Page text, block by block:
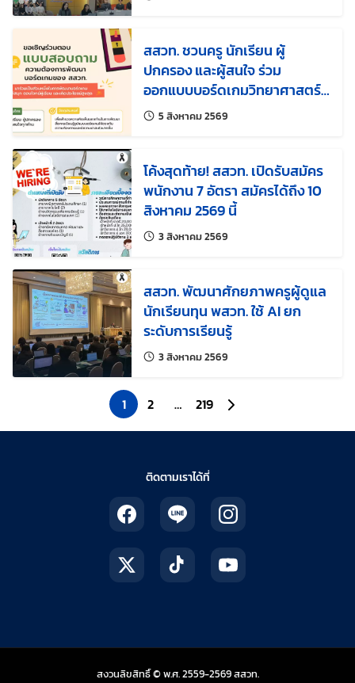
สสวท. ชวนครู นักเรียน ผู้
ปกครอง และผู้สนใจ ร่วม
ออกแบบบอร์ดเกมวิทยาศาสตร์
ตอบโจทย์การเรียนรู้ยุคใหม่ให้
5 สิงหาคม 2569แก้ไขล่าสุดเมื่อ:
โค้งสุดท้าย! สสวท. เปิดรับสมัคร
พนักงาน 7 อัตรา สมัครได้ถึง 10
สิงหาคม 2569 นี้
3 สิงหาคม 2569แก้ไขล่าสุดเมื่อ:
สสวท. พัฒนาศักยภาพครูผู้ดูแล
นักเรียนทุน พสวท. ใช้ AI ยก
ระดับการเรียนรู้
3 สิงหาคม 2569แก้ไขล่าสุดเมื่อ:
1 2 … 219 ไปยังหน้าถัดไป
ติดตามเราได้ที่
สงวนลิขสิทธิ์ © พ.ศ. 2559-2569สสวท.สถาบันส่งเสริมการสอ